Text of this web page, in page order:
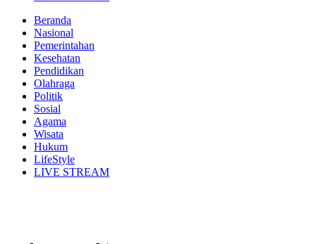
Beranda
Nasional
Pemerintahan
Kesehatan
Pendidikan
Olahraga
Politik
Sosial
Agama
Wisata
Hukum
LifeStyle
LIVE STREAM